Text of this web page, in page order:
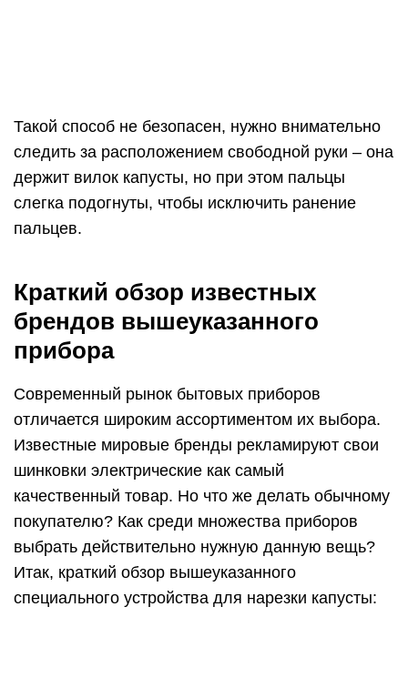
Такой способ не безопасен, нужно внимательно
следить за расположением свободной руки – она
держит вилок капусты, но при этом пальцы
слегка подогнуты, чтобы исключить ранение
пальцев.
Краткий обзор известных
брендов вышеуказанного
прибора
Современный рынок бытовых приборов
отличается широким ассортиментом их выбора.
Известные мировые бренды рекламируют свои
шинковки электрические как самый
качественный товар. Но что же делать обычному
покупателю? Как среди множества приборов
выбрать действительно нужную данную вещь?
Итак, краткий обзор вышеуказанного
специального устройства для нарезки капусты: